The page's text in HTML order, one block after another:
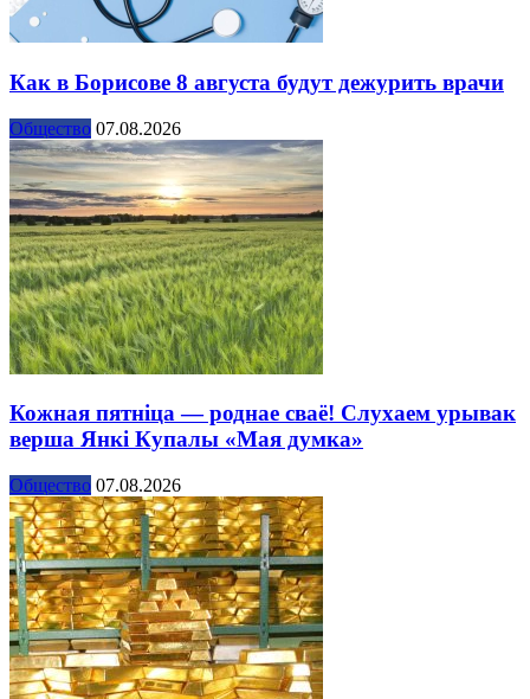
Как в Борисове 8 августа будут дежурить врачи
Общество 07.08.2026
Кожная пятніца — роднае сваё! Слухаем урывак
верша Янкі Купалы «Мая думка»
Общество 07.08.2026